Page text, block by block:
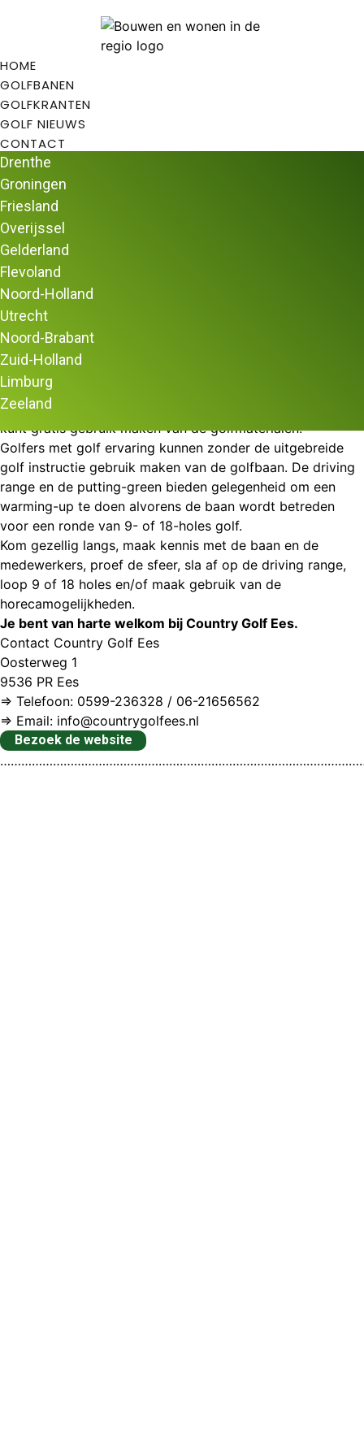
HOME
GOLFBANEN
GOLFKRANTEN
GOLF NIEUWS
CONTACT
Drenthe
Groningen
Friesland
Overijssel
Gelderland
Flevoland
Noord-Holland
Utrecht
Noord-Brabant
Zuid-Holland
Limburg
Zeeland
Home/Golfbanen
Ees
Country Golf Ees
Country Golf
putt en gewoon golf.
Country Golf Ees
Dagje short golfen? Country Golf in Ees, vlakbij Borger, is
een mooie qualifying par 3 golfbaan in Drenthe waar
iedereen welkom is. Je hebt geen golfervaring nodig en je
kunt gratis gebruik maken van de golfmaterialen.
Golfers met golf ervaring kunnen zonder de uitgebreide
golf instructie gebruik maken van de golfbaan. De driving
range en de putting-green bieden gelegenheid om een
warming-up te doen alvorens de baan wordt betreden
voor een ronde van 9- of 18-holes golf.
Kom gezellig langs, maak kennis met de baan en de
medewerkers, proef de sfeer, sla af op de driving range,
loop 9 of 18 holes en/of maak gebruik van de
horecamogelijkheden.
Je bent van harte welkom bij Country Golf Ees.
Contact Country Golf Ees
Oosterweg 1
9536 PR Ees
⇒ Telefoon: 0599-236328 / 06-21656562
⇒ Email: info@countrygolfees.nl
Bezoek de website